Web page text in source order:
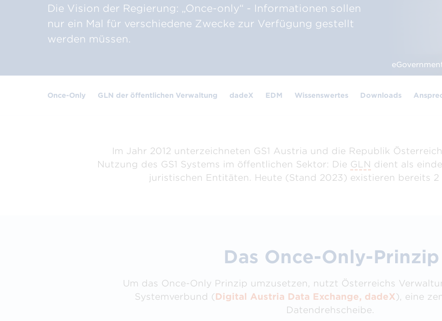
Alle Nummern & Strichcodes
Unternehmensdetails,
Informationen & Attribute
finden
Berechnen Sie Ihre Prüfziffer in
Sekunden
Wir prüfen Ihre Strichcodes
zum Bauerfolg
Die Vision der Regierung: „Once-only“ - Informationen sollen
nur ein Mal für verschiedene Zwecke zur Verfügung gestellt
werden müssen.
Once-Only GLN der öffentlichen Verwaltung dadeX EDM Wissenswertes Downloads
Im Jahr 2012 unterzeichneten GS1 Austria und die Republik
Nutzung des GS1 Systems im öffentlichen Sektor: Die GLN dient als
juristischen Entitäten. Heute (Stand 2023) existieren bereits 2
Das Once-Only-Prinzip
Um das Once-Only Prinzip umzusetzen, nutzt Österreichs
Systemverbund (Digital Austria Data Exchange, dadeX), eine
Datendrehscheibe.